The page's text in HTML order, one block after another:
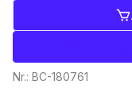
Nr.: BC-180761